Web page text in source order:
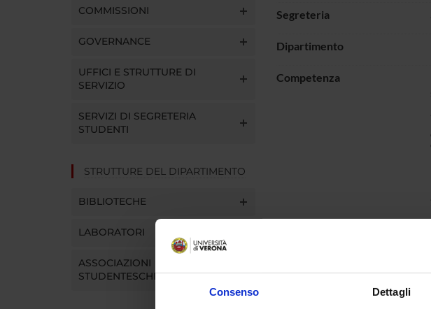
Consenso Dettagli
COMMISSIONI
GOVERNANCE
UFFICI E STRUTTURE DI
SERVIZIO
SERVIZI DI SEGRETERIA
STUDENTI
STRUTTURE DEL DIPARTIMENTO
BIBLIOTECHE
LABORATORI
ASSOCIAZIONI
STUDENTESCHE
Segreteria
Dipartimento
Competenza